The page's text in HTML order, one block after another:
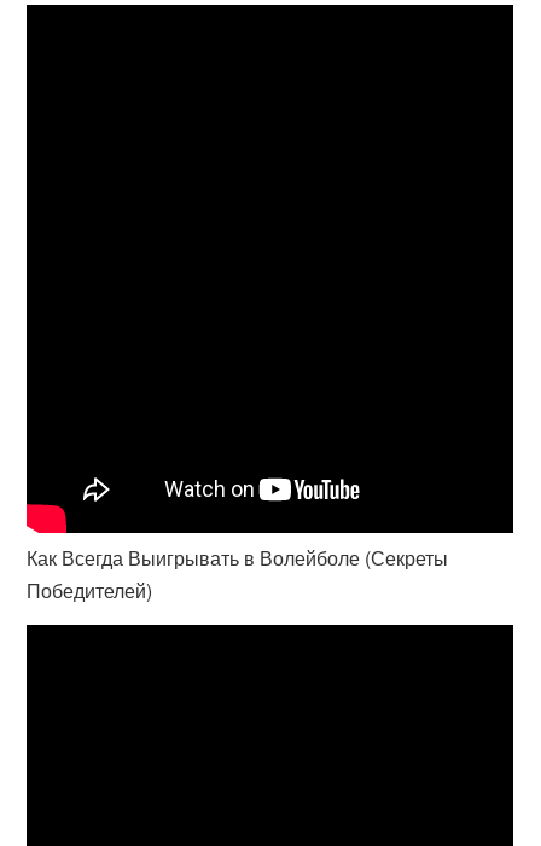
Как Всегда Выигрывать в Волейболе (Секреты
Победителей)